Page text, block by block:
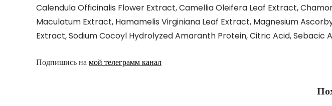
Calendula Officinalis Flower Extract, Camellia Oleifera Leaf Extract,
Maculatum Extract, Hamamelis Virginiana Leaf Extract, Magnesium
Extract, Sodium Cocoyl Hydrolyzed Amaranth Protein, Citric Acid, Sebacic
Подпишись намой телеграмм канал